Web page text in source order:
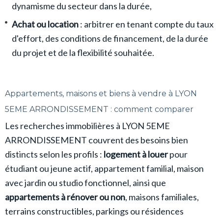
dynamisme du secteur dans la durée,
Achat ou location: arbitrer en tenant compte du taux
d'effort, des conditions de financement, de la durée
du projet et de la flexibilité souhaitée.
Appartements, maisons et biens à vendre à LYON
5EME ARRONDISSEMENT : comment comparer
Les recherches immobilières à LYON 5EME
ARRONDISSEMENT couvrent des besoins bien
distincts selon les profils : logement à louerpour
étudiant ou jeune actif, appartement familial, maison
avec jardin ou studio fonctionnel, ainsi que
appartements à rénover ou non, maisons familiales,
terrains constructibles, parkings ou résidences